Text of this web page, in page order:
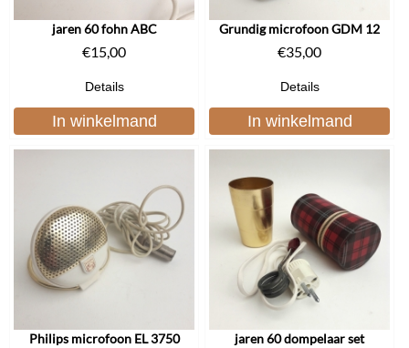
jaren 60 fohn ABC
€15,00
Details
In winkelmand
Grundig microfoon GDM 12
€35,00
Details
In winkelmand
Philips microfoon EL 3750 jaren 60 dompelaar set